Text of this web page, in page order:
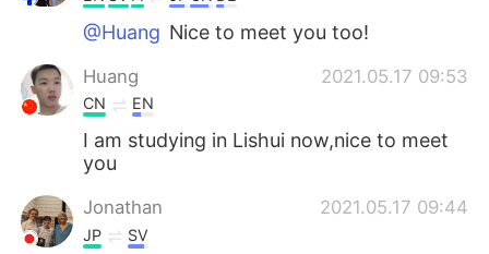
@Huang Nice to meet you too!
Huang 2021.05.17 09:53
CN EN
I am studying in Lishui now,nice to meet
you
Jonathan 2021.05.17 09:44
JP SV